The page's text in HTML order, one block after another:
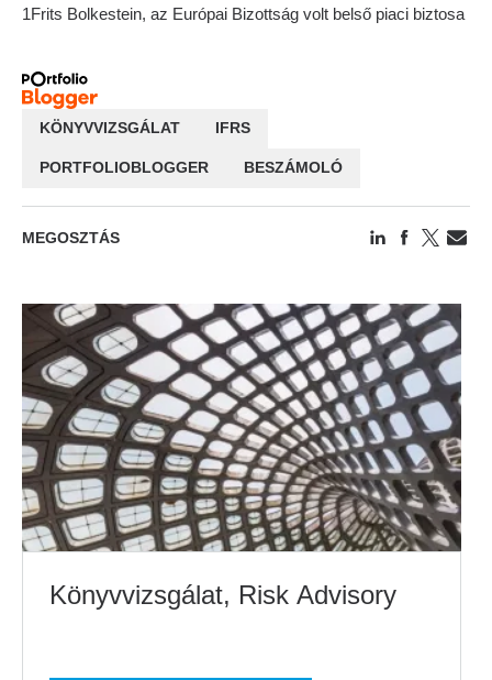
1Frits Bolkestein, az Európai Bizottság volt belső piaci biztosa
KÖNYVVIZSGÁLAT IFRS
PORTFOLIOBLOGGER BESZÁMOLÓ
MEGOSZTÁS
Könyvvizsgálat, Risk Advisory